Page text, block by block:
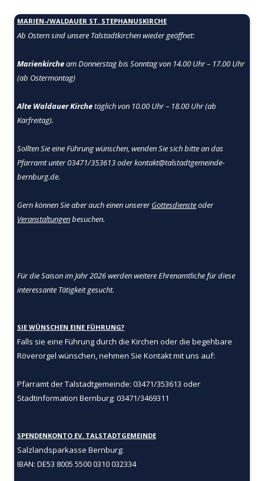
MARIEN-/WALDAUER ST. STEPHANUSKIRCHE
Ab Ostern sind unsere Talstadtkirchenwieder geöffnet:
Marienkircheam Donnerstag bis Sonntag von 14.00 Uhr – 17.00 Uhr
(ab Ostermontag)
Alte Waldauer Kirchetäglich von 10.00 Uhr – 18.00 Uhr (ab
Karfreitag).
Sollten Sie eine Führung wünschen, wenden Sie sich bitte an das
Pfarramt unter 03471/353613 oder kontakt@talstadtgemeinde-
bernburg.de.
Gern können Sie aber auch einen unsererGottesdiensteoder
Veranstaltungenbesuchen.
Für die Saison im Jahr 2026 werden weitere Ehrenamtliche für diese
interessante Tätigkeit gesucht.
SIE WÜNSCHEN EINE FÜHRUNG?
Falls sie eine Führung durch die Kirchen oder die begehbare
Röverorgel wünschen, nehmen Sie Kontakt mit uns auf:
Pfarramt der Talstadtgemeinde: 03471/353613 oder
Stadtinformation Bernburg: 03471/3469311
SPENDENKONTO EV. TALSTADTGEMEINDE
Salzlandsparkasse Bernburg:
IBAN: DE53 8005 5500 0310 032334